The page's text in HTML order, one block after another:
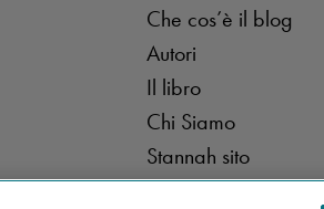
Che cos’è il blog
Autori
Il libro
Chi Siamo
Stannah sito